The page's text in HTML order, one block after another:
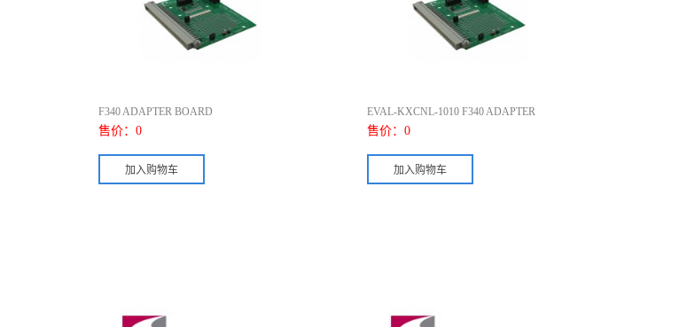
F340 ADAPTER BOARD
售价： 0
EVAL-KXCNL-1010 F340 ADAPTER
售价： 0